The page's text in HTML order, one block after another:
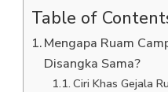
Table of
Mengapa Ruam
Disangka Sama?
Ciri Khas Gejala